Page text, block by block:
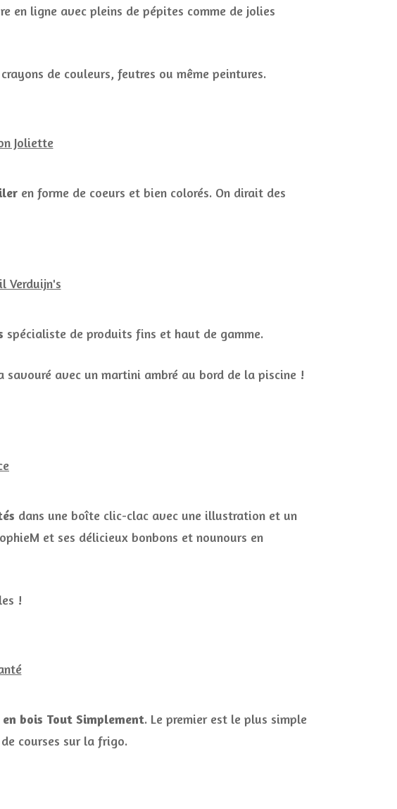
en ligne avec pleins de pépites comme de jolies
de couleurs, feutres ou même peintures.
en forme de coeurs et bien colorés. On dirait des
spécialiste de produits fins et haut de gamme.
avec un martini ambré au bord de la piscine !
dans une boîte clic-clac avec une illustration et un
et ses délicieux bonbons et nounours en
!
bois Tout Simplement. Le premier est le plus simple
courses sur la frigo.